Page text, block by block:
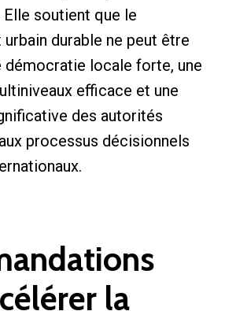
Elle soutient que le
durable ne peut être
démocratie locale forte, une
efficace et une
des autorités
processus décisionnels
la